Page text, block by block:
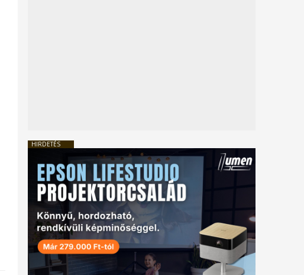
HIRDETÉS